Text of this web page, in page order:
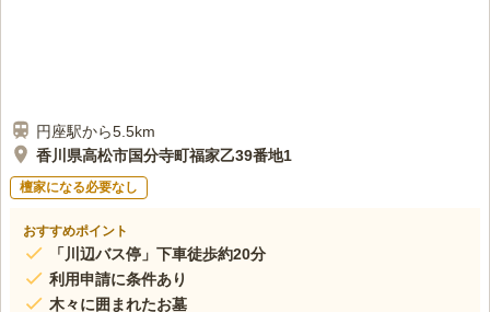
円座駅から5.5km
香川県高松市国分寺町福家乙39番地1
檀家になる必要なし
おすすめポイント
「川辺バス停」下車徒歩約20分
利用申請に条件あり
木々に囲まれたお墓